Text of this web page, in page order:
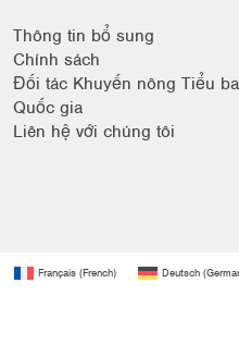
Thông tin bổ sung
Chính sách
Đối tác Khuyến nông Tiểu
Quốc gia
Liên hệ với chúng tôi
Français(French) Deutsch(